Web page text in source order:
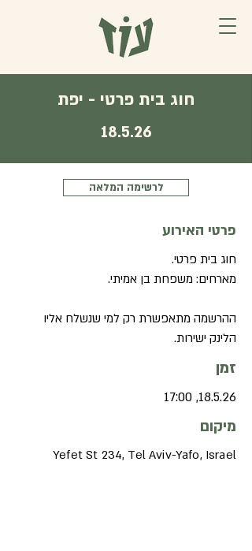
חוג בית פרטי - יפת
18.5.26
לרשימה המלאה
פרטי האירוע
חוג בית פרטי.
מארחים: משפחת בן אמיתי.
ההרשמה מתאפשרת רק למי שנשלח אליו
הלינק ישירות.
זמן
18.5.26, 17:00
מיקום
Yefet St 234, Tel Aviv-Yafo, Israel